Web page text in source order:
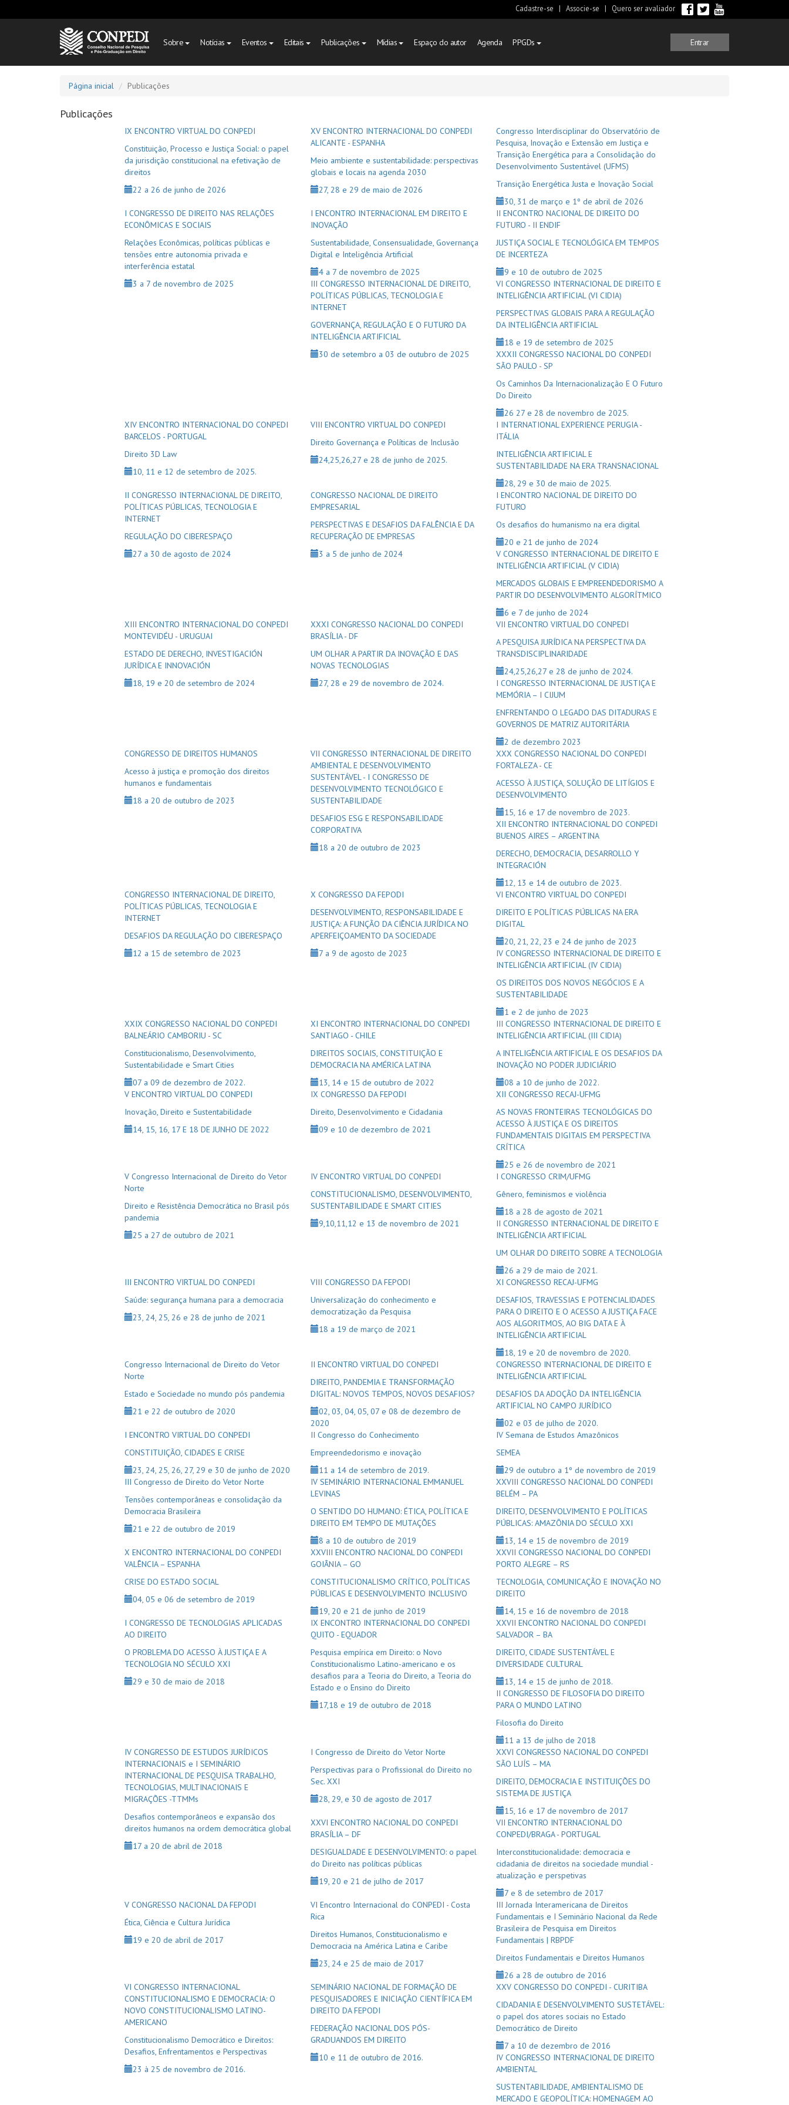
Cadastre-se | Associe-se | Quero ser avaliador
Sobre Notícias Eventos Editais Publicações Mídias Espaço do autor Agenda PPGDs Entrar
Página inicial Publicações
Publicações
IX ENCONTRO VIRTUAL DO CONPEDI
Constituição, Processo e Justiça Social: o papel
da jurisdição constitucional na efetivação de
direitos
22 a 26 de junho de 2026
XV ENCONTRO INTERNACIONAL DO CONPEDI
ALICANTE - ESPANHA
Meio ambiente e sustentabilidade: perspectivas
globais e locais na agenda 2030
27, 28 e 29 de maio de 2026
Congresso Interdisciplinar do Observatório de
Pesquisa, Inovação e Extensão em Justiça e
Transição Energética para a Consolidação do
Desenvolvimento Sustentável (UFMS)
Transição Energética Justa e Inovação Social
30, 31 de março e 1º de abril de 2026
I CONGRESSO DE DIREITO NAS RELAÇÕES
ECONÔMICAS E SOCIAIS
Relações Econômicas, políticas públicas e
tensões entre autonomia privada e
interferência estatal
3 a 7 de novembro de 2025
I ENCONTRO INTERNACIONAL EM DIREITO E
INOVAÇÃO
Sustentabilidade, Consensualidade, Governança
Digital e Inteligência Artificial
4 a 7 de novembro de 2025
II ENCONTRO NACIONAL DE DIREITO DO
FUTURO - II ENDIF
JUSTIÇA SOCIAL E TECNOLÓGICA EM TEMPOS
DE INCERTEZA
9 e 10 de outubro de 2025
III CONGRESSO INTERNACIONAL DE DIREITO,
POLÍTICAS PÚBLICAS, TECNOLOGIA E
INTERNET
GOVERNANÇA, REGULAÇÃO E O FUTURO DA
INTELIGÊNCIA ARTIFICIAL
30 de setembro a 03 de outubro de 2025
VI CONGRESSO INTERNACIONAL DE DIREITO E
INTELIGÊNCIA ARTIFICIAL (VI CIDIA)
PERSPECTIVAS GLOBAIS PARA A REGULAÇÃO
DA INTELIGÊNCIA ARTIFICIAL
18 e 19 de setembro de 2025
XXXII CONGRESSO NACIONAL DO CONPEDI
SÃO PAULO - SP
Os Caminhos Da Internacionalização E O Futuro
Do Direito
26 27 e 28 de novembro de 2025.
XIV ENCONTRO INTERNACIONAL DO CONPEDI
BARCELOS - PORTUGAL
Direito 3D Law
10, 11 e 12 de setembro de 2025.
VIII ENCONTRO VIRTUAL DO CONPEDI
Direito Governança e Políticas de Inclusão
24,25,26,27 e 28 de junho de 2025.
I INTERNATIONAL EXPERIENCE PERUGIA -
ITÁLIA
INTELIGÊNCIA ARTIFICIAL E
SUSTENTABILIDADE NA ERA TRANSNACIONAL
28, 29 e 30 de maio de 2025.
II CONGRESSO INTERNACIONAL DE DIREITO,
POLÍTICAS PÚBLICAS, TECNOLOGIA E
INTERNET
REGULAÇÃO DO CIBERESPAÇO
27 a 30 de agosto de 2024
CONGRESSO NACIONAL DE DIREITO
EMPRESARIAL
PERSPECTIVAS E DESAFIOS DA FALÊNCIA E DA
RECUPERAÇÃO DE EMPRESAS
3 a 5 de junho de 2024
I ENCONTRO NACIONAL DE DIREITO DO
FUTURO
Os desafios do humanismo na era digital
20 e 21 de junho de 2024
V CONGRESSO INTERNACIONAL DE DIREITO E
INTELIGÊNCIA ARTIFICIAL (V CIDIA)
MERCADOS GLOBAIS E EMPREENDEDORISMO A
PARTIR DO DESENVOLVIMENTO ALGORÍTMICO
6 e 7 de junho de 2024
XIII ENCONTRO INTERNACIONAL DO CONPEDI
MONTEVIDÉU - URUGUAI
ESTADO DE DERECHO, INVESTIGACIÓN
JURÍDICA E INNOVACIÓN
18, 19 e 20 de setembro de 2024
XXXI CONGRESSO NACIONAL DO CONPEDI
BRASÍLIA - DF
UM OLHAR A PARTIR DA INOVAÇÃO E DAS
NOVAS TECNOLOGIAS
27, 28 e 29 de novembro de 2024.
VII ENCONTRO VIRTUAL DO CONPEDI
A PESQUISA JURÍDICA NA PERSPECTIVA DA
TRANSDISCIPLINARIDADE
24,25,26,27 e 28 de junho de 2024.
I CONGRESSO INTERNACIONAL DE JUSTIÇA E
MEMÓRIA – I CIJUM
ENFRENTANDO O LEGADO DAS DITADURAS E
GOVERNOS DE MATRIZ AUTORITÁRIA
2 de dezembro 2023
CONGRESSO DE DIREITOS HUMANOS
Acesso à justiça e promoção dos direitos
humanos e fundamentais
18 a 20 de outubro de 2023
VII CONGRESSO INTERNACIONAL DE DIREITO
AMBIENTAL E DESENVOLVIMENTO
SUSTENTÁVEL - I CONGRESSO DE
DESENVOLVIMENTO TECNOLÓGICO E
SUSTENTABILIDADE
DESAFIOS ESG E RESPONSABILIDADE
CORPORATIVA
18 a 20 de outubro de 2023
XXX CONGRESSO NACIONAL DO CONPEDI
FORTALEZA - CE
ACESSO À JUSTIÇA, SOLUÇÃO DE LITÍGIOS E
DESENVOLVIMENTO
15, 16 e 17 de novembro de 2023.
XII ENCONTRO INTERNACIONAL DO CONPEDI
BUENOS AIRES – ARGENTINA
DERECHO, DEMOCRACIA, DESARROLLO Y
INTEGRACIÓN
12, 13 e 14 de outubro de 2023.
CONGRESSO INTERNACIONAL DE DIREITO,
POLÍTICAS PÚBLICAS, TECNOLOGIA E
INTERNET
DESAFIOS DA REGULAÇÃO DO CIBERESPAÇO
12 a 15 de setembro de 2023
X CONGRESSO DA FEPODI
DESENVOLVIMENTO, RESPONSABILIDADE E
JUSTIÇA: A FUNÇÃO DA CIÊNCIA JURÍDICA NO
APERFEIÇOAMENTO DA SOCIEDADE
7 a 9 de agosto de 2023
VI ENCONTRO VIRTUAL DO CONPEDI
DIREITO E POLÍTICAS PÚBLICAS NA ERA
DIGITAL
20, 21, 22, 23 e 24 de junho de 2023
IV CONGRESSO INTERNACIONAL DE DIREITO E
INTELIGÊNCIA ARTIFICIAL (IV CIDIA)
OS DIREITOS DOS NOVOS NEGÓCIOS E A
SUSTENTABILIDADE
1 e 2 de junho de 2023
XXIX CONGRESSO NACIONAL DO CONPEDI
BALNEÁRIO CAMBORIU - SC
Constitucionalismo, Desenvolvimento,
Sustentabilidade e Smart Cities
07 a 09 de dezembro de 2022.
XI ENCONTRO INTERNACIONAL DO CONPEDI
SANTIAGO - CHILE
DIREITOS SOCIAIS, CONSTITUIÇÃO E
DEMOCRACIA NA AMÉRICA LATINA
13, 14 e 15 de outubro de 2022
III CONGRESSO INTERNACIONAL DE DIREITO E
INTELIGÊNCIA ARTIFICIAL (III CIDIA)
A INTELIGÊNCIA ARTIFICIAL E OS DESAFIOS DA
INOVAÇÃO NO PODER JUDICIÁRIO
08 a 10 de junho de 2022.
V ENCONTRO VIRTUAL DO CONPEDI
Inovação, Direito e Sustentabilidade
14, 15, 16, 17 E 18 DE JUNHO DE 2022
IX CONGRESSO DA FEPODI
Direito, Desenvolvimento e Cidadania
09 e 10 de dezembro de 2021
XII CONGRESSO RECAJ-UFMG
AS NOVAS FRONTEIRAS TECNOLÓGICAS DO
ACESSO À JUSTIÇA E OS DIREITOS
FUNDAMENTAIS DIGITAIS EM PERSPECTIVA
CRÍTICA
25 e 26 de novembro de 2021
V Congresso Internacional de Direito do Vetor
Norte
Direito e Resistência Democrática no Brasil pós
pandemia
25 a 27 de outubro de 2021
IV ENCONTRO VIRTUAL DO CONPEDI
CONSTITUCIONALISMO, DESENVOLVIMENTO,
SUSTENTABILIDADE E SMART CITIES
9,10,11,12 e 13 de novembro de 2021
I CONGRESSO CRIM/UFMG
Gênero, feminismos e violência
18 a 28 de agosto de 2021
II CONGRESSO INTERNACIONAL DE DIREITO E
INTELIGÊNCIA ARTIFICIAL
UM OLHAR DO DIREITO SOBRE A TECNOLOGIA
26 a 29 de maio de 2021.
III ENCONTRO VIRTUAL DO CONPEDI
Saúde: segurança humana para a democracia
23, 24, 25, 26 e 28 de junho de 2021
VIII CONGRESSO DA FEPODI
Universalização do conhecimento e
democratização da Pesquisa
18 a 19 de março de 2021
XI CONGRESSO RECAJ-UFMG
DESAFIOS, TRAVESSIAS E POTENCIALIDADES
PARA O DIREITO E O ACESSO A JUSTIÇA FACE
AOS ALGORITMOS, AO BIG DATA E À
INTELIGÊNCIA ARTIFICIAL
18, 19 e 20 de novembro de 2020.
Congresso Internacional de Direito do Vetor
Norte
Estado e Sociedade no mundo pós pandemia
21 e 22 de outubro de 2020
II ENCONTRO VIRTUAL DO CONPEDI
DIREITO, PANDEMIA E TRANSFORMAÇÃO
DIGITAL: NOVOS TEMPOS, NOVOS DESAFIOS?
02, 03, 04, 05, 07 e 08 de dezembro de
2020
CONGRESSO INTERNACIONAL DE DIREITO E
INTELIGÊNCIA ARTIFICIAL
DESAFIOS DA ADOÇÃO DA INTELIGÊNCIA
ARTIFICIAL NO CAMPO JURÍDICO
02 e 03 de julho de 2020.
I ENCONTRO VIRTUAL DO CONPEDI
CONSTITUIÇÃO, CIDADES E CRISE
23, 24, 25, 26, 27, 29 e 30 de junho de 2020
II Congresso do Conhecimento
Empreendedorismo e inovação
11 a 14 de setembro de 2019.
IV Semana de Estudos Amazônicos
SEMEA
29 de outubro a 1º de novembro de 2019
III Congresso de Direito do Vetor Norte
Tensões contemporâneas e consolidação da
Democracia Brasileira
21 e 22 de outubro de 2019
IV SEMINÁRIO INTERNACIONAL EMMANUEL
LEVINAS
O SENTIDO DO HUMANO: ÉTICA, POLÍTICA E
DIREITO EM TEMPO DE MUTAÇÕES
8 a 10 de outubro de 2019
XXVIII CONGRESSO NACIONAL DO CONPEDI
BELÉM – PA
DIREITO, DESENVOLVIMENTO E POLÍTICAS
PÚBLICAS: AMAZÔNIA DO SÉCULO XXI
13, 14 e 15 de novembro de 2019
X ENCONTRO INTERNACIONAL DO CONPEDI
VALÊNCIA – ESPANHA
CRISE DO ESTADO SOCIAL
04, 05 e 06 de setembro de 2019
XXVIII ENCONTRO NACIONAL DO CONPEDI
GOIÂNIA – GO
CONSTITUCIONALISMO CRÍTICO, POLÍTICAS
PÚBLICAS E DESENVOLVIMENTO INCLUSIVO
19, 20 e 21 de junho de 2019
XXVII CONGRESSO NACIONAL DO CONPEDI
PORTO ALEGRE – RS
TECNOLOGIA, COMUNICAÇÃO E INOVAÇÃO NO
DIREITO
14, 15 e 16 de novembro de 2018
I CONGRESSO DE TECNOLOGIAS APLICADAS
AO DIREITO
O PROBLEMA DO ACESSO À JUSTIÇA E A
TECNOLOGIA NO SÉCULO XXI
29 e 30 de maio de 2018
IX ENCONTRO INTERNACIONAL DO CONPEDI
QUITO - EQUADOR
Pesquisa empírica em Direito: o Novo
Constitucionalismo Latino-americano e os
desafios para a Teoria do Direito, a Teoria do
Estado e o Ensino do Direito
17,18 e 19 de outubro de 2018
XXVII ENCONTRO NACIONAL DO CONPEDI
SALVADOR – BA
DIREITO, CIDADE SUSTENTÁVEL E
DIVERSIDADE CULTURAL
13, 14 e 15 de junho de 2018.
II CONGRESSO DE FILOSOFIA DO DIREITO
PARA O MUNDO LATINO
Filosofia do Direito
11 a 13 de julho de 2018
IV CONGRESSO DE ESTUDOS JURÍDICOS
INTERNACIONAIS e I SEMINÁRIO
INTERNACIONAL DE PESQUISA TRABALHO,
TECNOLOGIAS, MULTINACIONAIS E
MIGRAÇÕES -TTMMs
Desafios contemporâneos e expansão dos
direitos humanos na ordem democrática global
17 a 20 de abril de 2018
I Congresso de Direito do Vetor Norte
Perspectivas para o Profissional do Direito no
Sec. XXI
28, 29, e 30 de agosto de 2017
XXVI CONGRESSO NACIONAL DO CONPEDI
SÃO LUÍS – MA
DIREITO, DEMOCRACIA E INSTITUIÇÕES DO
SISTEMA DE JUSTIÇA
15, 16 e 17 de novembro de 2017
XXVI ENCONTRO NACIONAL DO CONPEDI
BRASÍLIA – DF
DESIGUALDADE E DESENVOLVIMENTO: o papel
do Direito nas políticas públicas
19, 20 e 21 de julho de 2017
VII ENCONTRO INTERNACIONAL DO
CONPEDI/BRAGA - PORTUGAL
Interconstitucionalidade: democracia e
cidadania de direitos na sociedade mundial -
atualização e perspetivas
7 e 8 de setembro de 2017
V CONGRESSO NACIONAL DA FEPODI
Ética, Ciência e Cultura Jurídica
19 e 20 de abril de 2017
VI Encontro Internacional do CONPEDI - Costa
Rica
Direitos Humanos, Constitucionalismo e
Democracia na América Latina e Caribe
23, 24 e 25 de maio de 2017
III Jornada Interamericana de Direitos
Fundamentais e I Seminário Nacional da Rede
Brasileira de Pesquisa em Direitos
Fundamentais | RBPDF
Direitos Fundamentais e Direitos Humanos
26 a 28 de outubro de 2016
VI CONGRESSO INTERNACIONAL
CONSTITUCIONALISMO E DEMOCRACIA: O
NOVO CONSTITUCIONALISMO LATINO-
AMERICANO
Constitucionalismo Democrático e Direitos:
Desafios, Enfrentamentos e Perspectivas
23 à 25 de novembro de 2016.
SEMINÁRIO NACIONAL DE FORMAÇÃO DE
PESQUISADORES E INICIAÇÃO CIENTÍFICA EM
DIREITO DA FEPODI
FEDERAÇÃO NACIONAL DOS PÓS-
GRADUANDOS EM DIREITO
10 e 11 de outubro de 2016.
XXV CONGRESSO DO CONPEDI - CURITIBA
CIDADANIA E DESENVOLVIMENTO SUSTETÁVEL:
o papel dos atores sociais no Estado
Democrático de Direito
7 a 10 de dezembro de 2016
IV CONGRESSO INTERNACIONAL DE DIREITO
AMBIENTAL
SUSTENTABILIDADE, AMBIENTALISMO DE
MERCADO E GEOPOLÍTICA: HOMENAGEM AO